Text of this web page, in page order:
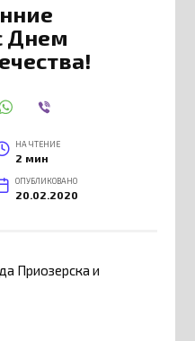
Днем
НА ЧТЕНИЕ
2 мин
ОПУБЛИКОВАНО
20.02.2020
Приозерска и